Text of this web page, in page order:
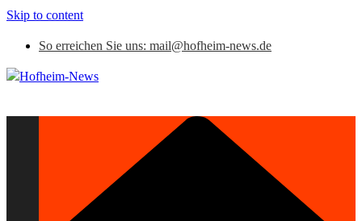
Skip to content
So erreichen Sie uns: mail@hofheim-news.de